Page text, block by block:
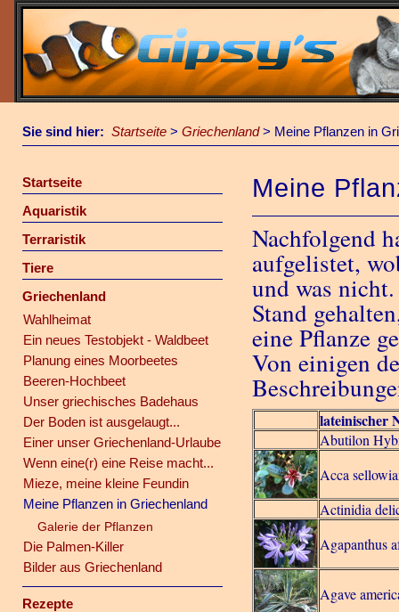
Sie sind hier: Startseite > Griechenland> Meine Pflanzen in
Startseite
Aquaristik
Terraristik
Tiere
Griechenland
Wahlheimat
Ein neues Testobjekt - Waldbeet
Planung eines Moorbeetes
Beeren-Hochbeet
Unser griechisches Badehaus
Der Boden ist ausgelaugt...
Einer unser Griechenland-Urlaube
Wenn eine(r) eine Reise macht...
Mieze, meine kleine Feundin
Meine Pflanzen in Griechenland
Galerie der Pflanzen
Die Palmen-Killer
Bilder aus Griechenland
Rezepte
Meine
Nachfolgend
aufgelistet,
und was
Stand
eine Pflanze
Von einigen
lateinischer
Abutilon
Acca
Actinidia
Agapanthus
Agave